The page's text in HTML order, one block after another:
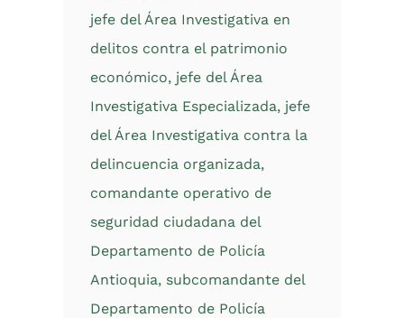
jefe del Área Investigativa en
delitos contra el patrimonio
económico, jefe del Área
Investigativa Especializada, jefe
del Área Investigativa contra la
delincuencia organizada,
comandante operativo de
seguridad ciudadana del
Departamento de Policía
Antioquia, subcomandante del
Departamento de Policía